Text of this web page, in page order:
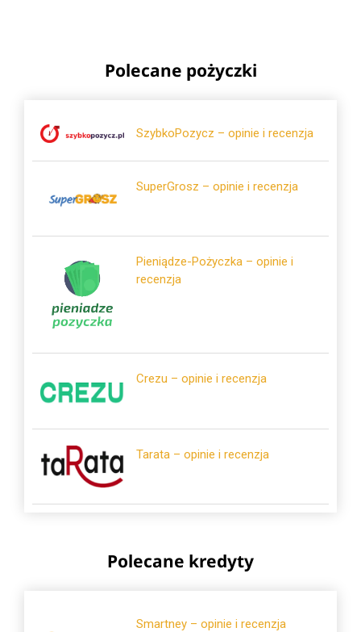
Polecane pożyczki
SzybkoPozycz – opinie i recenzja
SuperGrosz – opinie i recenzja
Pieniądze-Pożyczka – opinie i
recenzja
Crezu – opinie i recenzja
Tarata – opinie i recenzja
Polecane kredyty
Smartney – opinie i recenzja